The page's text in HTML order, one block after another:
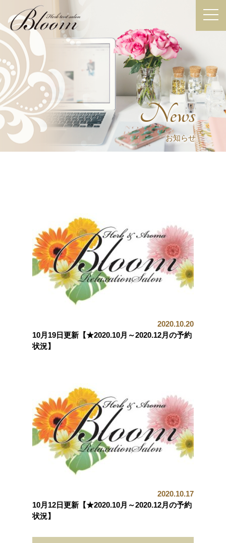
News
お知らせ
2020.10.20
10月19日更新【★2020.10月～2020.12月の予約
状況】
2020.10.17
10月12日更新【★2020.10月～2020.12月の予約
状況】